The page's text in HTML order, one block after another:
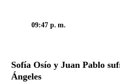
09:47 p. m.
Sofía Osío y Juan Pablo
Ángeles